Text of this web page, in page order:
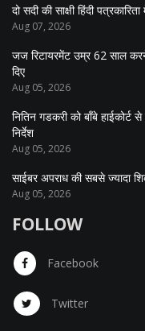
दो सदी की साक्षी हिंदी
Aug 07, 2026
जज रिटायरमेंट उम्र 62 साल करने
दिए
Aug 05, 2026
नितिन गडकरी को बॉंबे हाईकोर्ट
निर्देश
Aug 05, 2026
साईबर अपराध की सबसे ज्यादा
Aug 05, 2026
FOLLOW
Facebook
Twitter